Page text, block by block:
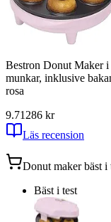
Bestron Donut Maker
munkar, inklusive
rosa
9.71 286 kr
Läs recension
Donut makerbäst i
Bäst i test